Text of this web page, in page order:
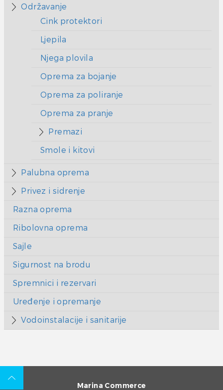
Održavanje
Cink protektori
Ljepila
Njega plovila
Oprema za bojanje
Oprema za poliranje
Oprema za pranje
Premazi
Smole i kitovi
Palubna oprema
Privez i sidrenje
Razna oprema
Ribolovna oprema
Sajle
Sigurnost na brodu
Spremnici i rezervari
Uređenje i opremanje
Vodoinstalacije i sanitarije
Marina Commerce